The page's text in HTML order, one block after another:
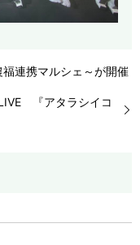
連携マルシェ～が開催
『アタラシイコ